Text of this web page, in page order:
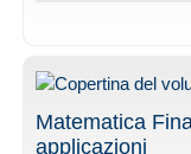
Matematica
applicazioni